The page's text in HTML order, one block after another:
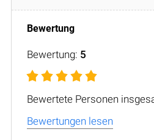
Bewertung: 5
Bewertete Personen
Bewertungen lesen